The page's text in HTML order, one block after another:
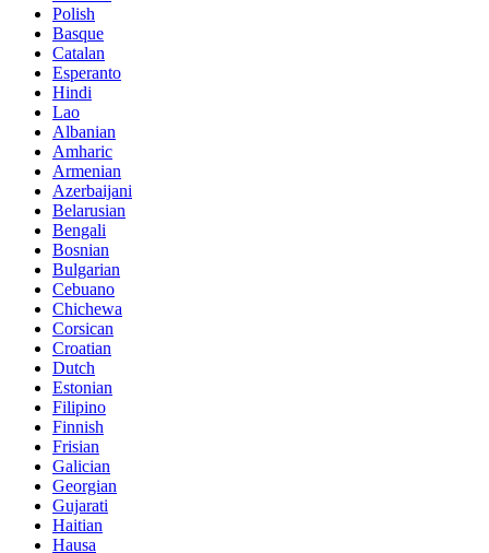
Polish
Basque
Catalan
Esperanto
Hindi
Lao
Albanian
Amharic
Armenian
Azerbaijani
Belarusian
Bengali
Bosnian
Bulgarian
Cebuano
Chichewa
Corsican
Croatian
Dutch
Estonian
Filipino
Finnish
Frisian
Galician
Georgian
Gujarati
Haitian
Hausa